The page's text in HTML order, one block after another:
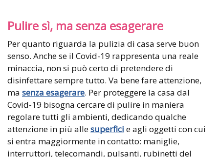
Pulire sì, ma senza esagerare
Per quanto riguarda la pulizia di casa serve buon
senso. Anche se il Covid-19 rappresenta una reale
minaccia, non si può certo di pretendere di
disinfettare sempre tutto. Va bene fare attenzione,
ma senza esagerare. Per proteggere la casa dal
Covid-19 bisogna cercare di pulire in maniera
regolare tutti gli ambienti, dedicando qualche
attenzione in più allesuperfici e agli oggetti con cui
si entra maggiormente in contatto: maniglie,
interruttori, telecomandi, pulsanti, rubinetti del